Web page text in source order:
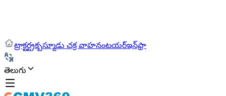
ట్రాక్టర్ట్రక్బస్మూడు చక్ర వాహనంటయర్ఇన్‌ఫ్రా
తెలుగు